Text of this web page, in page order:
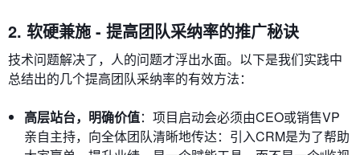
2. 软硬兼施 - 提高团队采纳率的推广秘诀
技术问题解决了，人的问题才浮出水面。以下是我们实践中
总结出的几个提高团队采纳率的有效方法：
高层站台，明确价值：项目启动会必须由CEO或销售VP
亲自主持，向全体团队清晰地传达：引入CRM是为了帮助